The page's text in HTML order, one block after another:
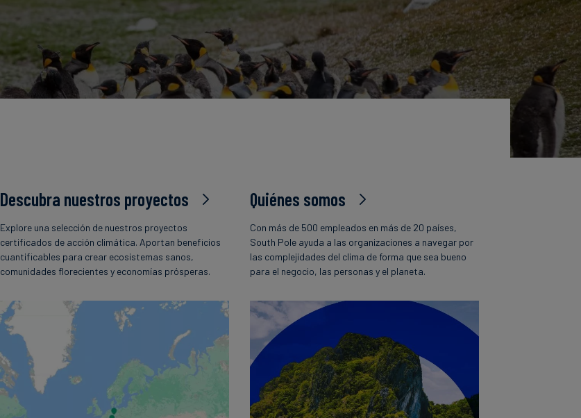
Descubra nuestros proyectos
Explore una selección de nuestros proyectos
certificados de acción climática. Aportan beneficios
cuantificables para crear ecosistemas sanos,
comunidades florecientes y economías prósperas.
Quiénes somos
Con más de 500 empleados en más de 20 países,
South Pole ayuda a las organizaciones a navegar por
las complejidades del clima de forma que sea bueno
para el negocio, las personas y el planeta.